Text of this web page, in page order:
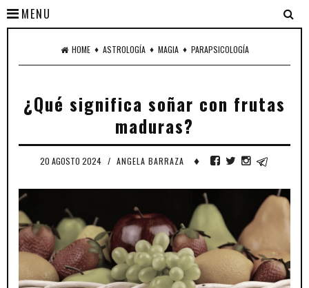
MENU
HOME ♦ ASTROLOGÍA ♦ MAGIA ♦ PARAPSICOLOGÍA
¿Qué significa soñar con frutas
maduras?
20 AGOSTO 2024 / ANGELA BARRAZA ♦